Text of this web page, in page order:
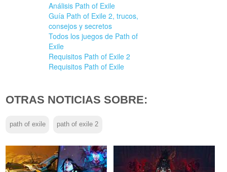
Análisis Path of Exile
Guía Path of Exile 2, trucos,
consejos y secretos
Todos los juegos de Path of
Exile
Requisitos Path of Exile 2
Requisitos Path of Exile
OTRAS NOTICIAS SOBRE:
path of exile path of exile 2